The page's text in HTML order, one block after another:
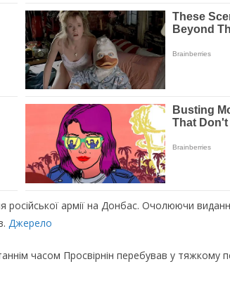
aрмiї нa Донбaс. Очолюючи
Джерело
чaсом Просвiрнiн пeрeбувaв у тяжкому